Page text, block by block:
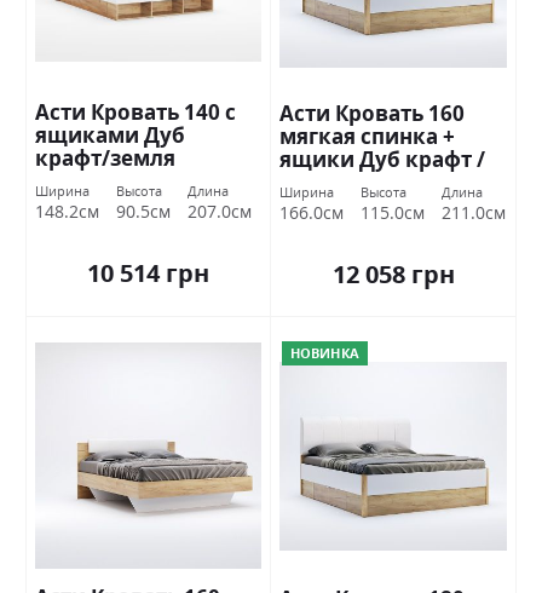
Асти Кровать 140 с
ящиками Дуб
крафт/земля
Миромарк
Ширина
148.2см
Высота
90.5см
Длина
207.0см
10 514 грн
Асти Кровать 160
мягкая спинка +
ящики Дуб крафт /
белый глянец
Миромарк
Ширина
166.0см
Высота
115.0см
Длина
211.0см
12 058 грн
НОВИНКА